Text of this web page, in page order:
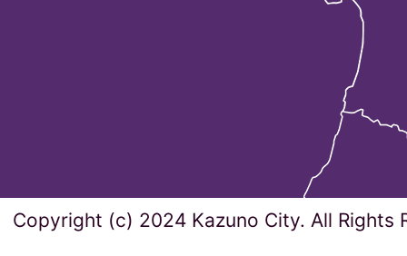
Copyright (c) 2024 Kazuno City. All Rights